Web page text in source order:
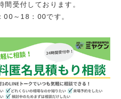
受付しております。
00～18：00です。